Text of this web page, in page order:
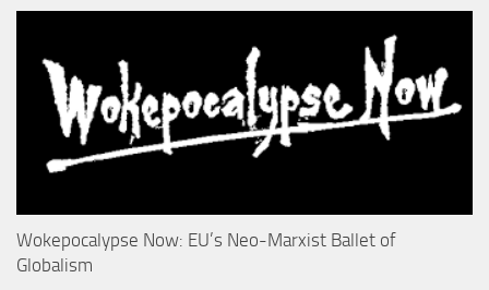
Wokepocalypse Now: EU’s Neo-Marxist Ballet of
Globalism